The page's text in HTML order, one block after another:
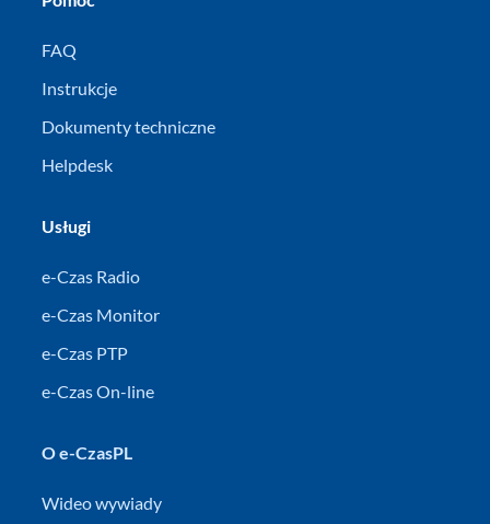
FAQ
Instrukcje
Dokumenty techniczne
Helpdesk
Usługi
e-Czas Radio
e-Czas Monitor
e-Czas PTP
e-Czas On-line
O e-CzasPL
Wideo wywiady